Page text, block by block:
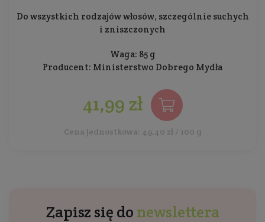
Do wszystkich rodzajów włosów, szczególnie suchych
i zniszczonych
Waga: 85 g
Producent: Ministerstwo Dobrego Mydła
41,99 zł
Cena jednostkowa: 49,40 zł / 100 g
Zapisz się do newslettera